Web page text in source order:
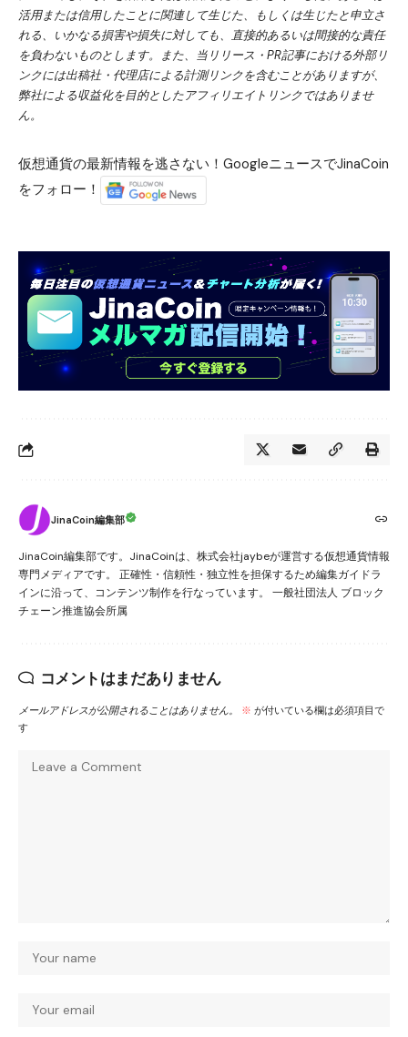
活用または信用したことに関連して生じた、もしくは生じたと申立さ
れる、いかなる損害や損失に対しても、直接的あるいは間接的な責任
を負わないものとします。また、当リリース・PR記事における外部リ
ンクには出稿社・代理店による計測リンクを含むことがありますが、
弊社による収益化を目的としたアフィリエイトリンクではありませ
ん。
仮想通貨の最新情報を逃さない！GoogleニュースでJinaCoin
をフォロー！
JinaCoin編集部
JinaCoin編集部です。JinaCoinは、株式会社jaybeが運営する仮想通貨情報
専門メディアです。 正確性・信頼性・独立性を担保するため編集ガイドラ
インに沿って、コンテンツ制作を行なっています。 一般社団法人 ブロック
チェーン推進協会所属
コメントはまだありません
メールアドレスが公開されることはありません。 ※ が付いている欄は必須項目で
す